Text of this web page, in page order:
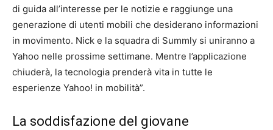
di guida all’interesse per le notizie e raggiunge una
generazione di utenti mobili che desiderano informazioni
in movimento. Nick e la squadra di Summly si uniranno a
Yahoo nelle prossime settimane. Mentre l’applicazione
chiuderà, la tecnologia prenderà vita in tutte le
esperienze Yahoo! in mobilità”.
La soddisfazione del giovane